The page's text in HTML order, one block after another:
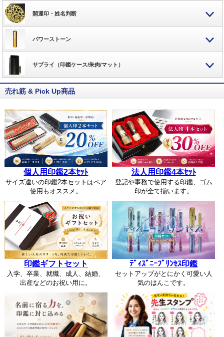
開運印・姓名判断
パワーストーン
サプライ（印鑑ケース/朱肉/マット）
売れ筋 & Pick Up商品
個人用印鑑2本ｾｯﾄ
サイズ違いの印鑑2本セットはペア
使用もオススメ。
法人用印鑑4本ｾｯﾄ
登記や事務で使用する印鑑、ゴム
印が全て揃います。
印鑑ギフトセット
入学、卒業、就職、成人、結婚、
出産などのお祝い用に。
ﾃﾞｨｽﾞﾆｰﾌﾟﾘﾝｾｽ印鑑
セットアップがとにかく可愛い人
気のはんこです。